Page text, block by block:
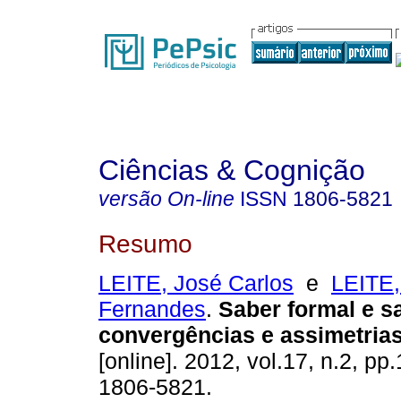
Ciências & Cognição
versão On-line ISSN 1806-5821
Resumo
LEITE, José Carlos e
Fernandes. Saber formal e
convergências e
[online]. 2012, vol.17, n.2,
1806-5821.